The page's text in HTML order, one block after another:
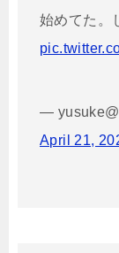
始めてた。
— yusuke@
April 21,